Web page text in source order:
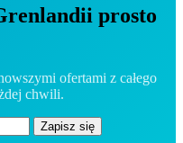
prosto
ofertami z całego
chwili.
Zapisz się